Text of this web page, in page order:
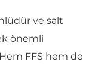
ve salt
önemli
FFS hem de